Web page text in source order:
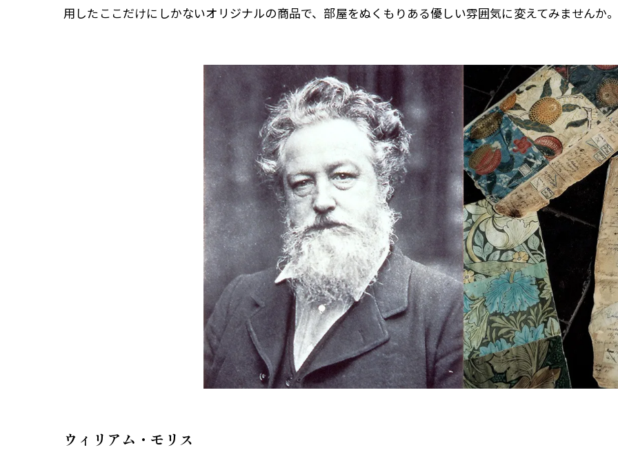
用したここだけにしかないオリジナルの商品で、部屋をぬくもりある優しい雰囲気に変えてみませんか
ウィリアム・モリス